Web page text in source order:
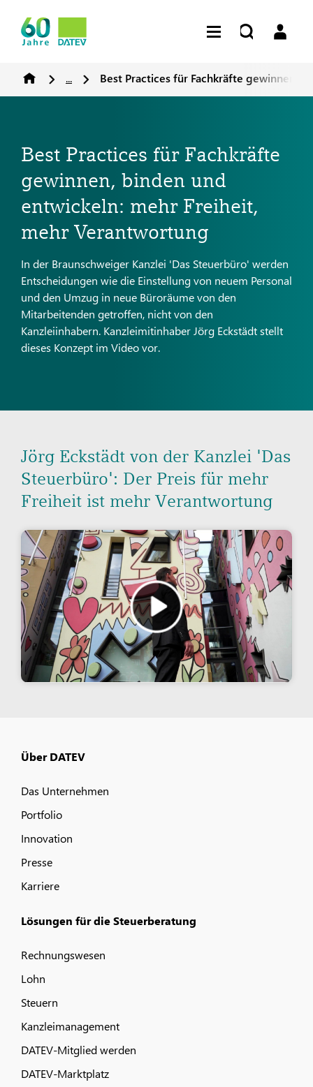
... Best Practices für Fachkräfte gewinnen,
Best Practices für Fachkräfte
gewinnen, binden und
entwickeln: mehr Freiheit,
mehr Verantwortung
In der Braunschweiger Kanzlei 'Das Steuerbüro' werden
Entscheidungen wie die Einstellung von neuem Personal
und den Umzug in neue Büroräume von den
Mitarbeitenden getroffen, nicht von den
Kanzleiinhabern. Kanzleimitinhaber Jörg Eckstädt stellt
dieses Konzept im Video vor.
Jörg Eckstädt von der Kanzlei 'Das
Steuerbüro': Der Preis für mehr
Freiheit ist mehr Verantwortung
Über DATEV
Das Unternehmen
Portfolio
Innovation
Presse
Karriere
Lösungen für die Steuerberatung
Rechnungswesen
Lohn
Steuern
Kanzleimanagement
DATEV-Mitglied werden
DATEV-Marktplatz